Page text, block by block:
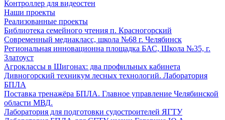
Контроллер для видеостен
Наши проекты
Реализованные проекты
Библиотека семейного чтения п. Красногорский
Современный медиакласс, школа №68 г. Челябинск
Региональная инновационна площадка БАС, Школа №35, г.
Златоуст
Агроклассы в Шигонах: два профильных кабинета
Дивногорский техникум лесных технологий. Лаборатория
БПЛА
Поставка тренажёра БПЛА. Главное управление Челябинской
области МВД.
Лаборатория для подготовки судостроителей ЯГТУ